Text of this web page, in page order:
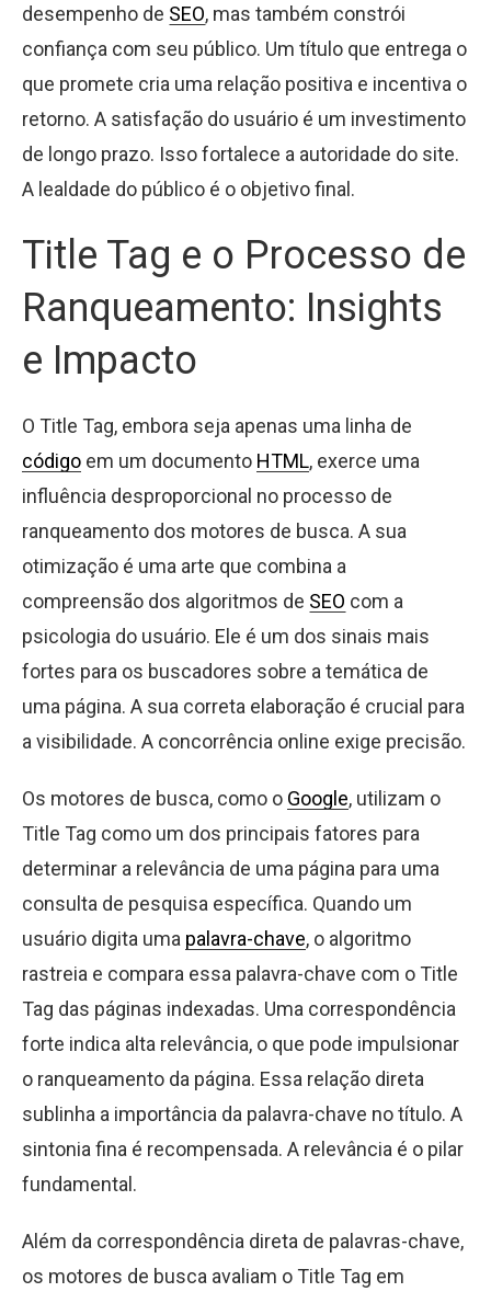
desempenho de SEO, mas também constrói
confiança com seu público. Um título que entrega o
que promete cria uma relação positiva e incentiva o
retorno. A satisfação do usuário é um investimento
de longo prazo. Isso fortalece a autoridade do site.
A lealdade do público é o objetivo final.
Title Tag e o Processo de
Ranqueamento: Insights
e Impacto
O Title Tag, embora seja apenas uma linha de
código em um documento HTML, exerce uma
influência desproporcional no processo de
ranqueamento dos motores de busca. A sua
otimização é uma arte que combina a
compreensão dos algoritmos de SEO com a
psicologia do usuário. Ele é um dos sinais mais
fortes para os buscadores sobre a temática de
uma página. A sua correta elaboração é crucial para
a visibilidade. A concorrência online exige precisão.
Os motores de busca, como o Google, utilizam o
Title Tag como um dos principais fatores para
determinar a relevância de uma página para uma
consulta de pesquisa específica. Quando um
usuário digita uma palavra-chave, o algoritmo
rastreia e compara essa palavra-chave com o Title
Tag das páginas indexadas. Uma correspondência
forte indica alta relevância, o que pode impulsionar
o ranqueamento da página. Essa relação direta
sublinha a importância da palavra-chave no título. A
sintonia fina é recompensada. A relevância é o pilar
fundamental.
Além da correspondência direta de palavras-chave,
os motores de busca avaliam o Title Tag em